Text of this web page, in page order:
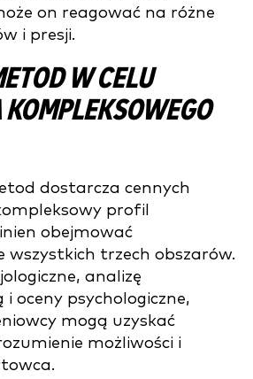
on reagować na różne
i presji.
W CELU
dostarcza cennych
profil
obejmować
wszystkich trzech obszarów.
analizę
i oceny psychologiczne,
mogą uzyskać
możliwości i